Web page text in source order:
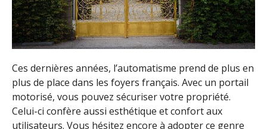
Ces dernières années, l’automatisme prend de plus en
plus de place dans les foyers français. Avec un portail
motorisé, vous pouvez sécuriser votre propriété.
Celui-ci confère aussi esthétique et confort aux
utilisateurs. Vous hésitez encore à adopter ce genre